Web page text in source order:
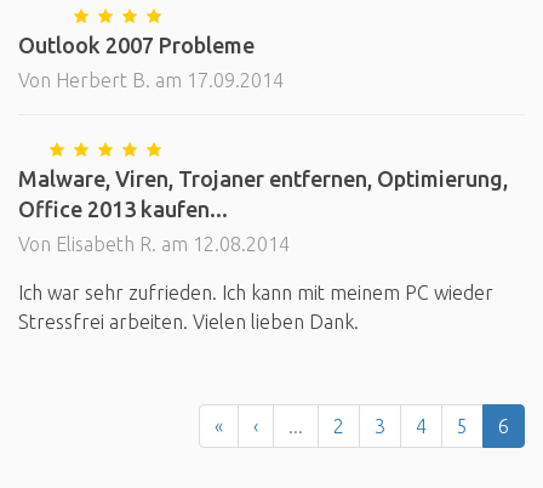
Outlook 2007 Probleme
Von Herbert B. am 17.09.2014
Malware, Viren, Trojaner entfernen, Optimierung,
Office 2013 kaufen...
Von Elisabeth R. am 12.08.2014
Ich war sehr zufrieden. Ich kann mit meinem PC wieder
Stressfrei arbeiten. Vielen lieben Dank.
« ‹ ... 2 3 4 5 6